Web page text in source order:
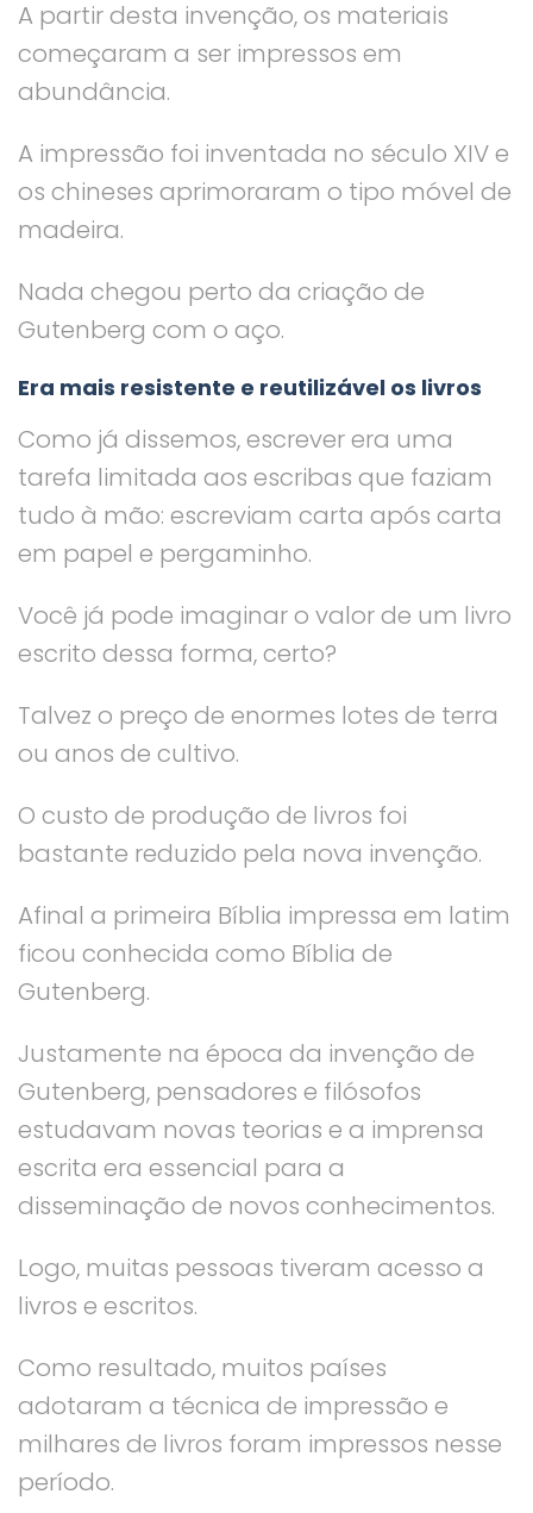
A partir desta invenção, os materiais
começaram a ser impressos em
abundância.
A impressão foi inventada no século XIV e
os chineses aprimoraram o tipo móvel de
madeira.
Nada chegou perto da criação de
Gutenberg com o aço.
Era mais resistente e reutilizável os livros
Como já dissemos, escrever era uma
tarefa limitada aos escribas que faziam
tudo à mão: escreviam carta após carta
em papel e pergaminho.
Você já pode imaginar o valor de um livro
escrito dessa forma, certo?
Talvez o preço de enormes lotes de terra
ou anos de cultivo.
O custo de produção de livros foi
bastante reduzido pela nova invenção.
Afinal a primeira Bíblia impressa em latim
ficou conhecida como Bíblia de
Gutenberg.
Justamente na época da invenção de
Gutenberg, pensadores e filósofos
estudavam novas teorias e a imprensa
escrita era essencial para a
disseminação de novos conhecimentos.
Logo, muitas pessoas tiveram acesso a
livros e escritos.
Como resultado, muitos países
adotaram a técnica de impressão e
milhares de livros foram impressos nesse
período.